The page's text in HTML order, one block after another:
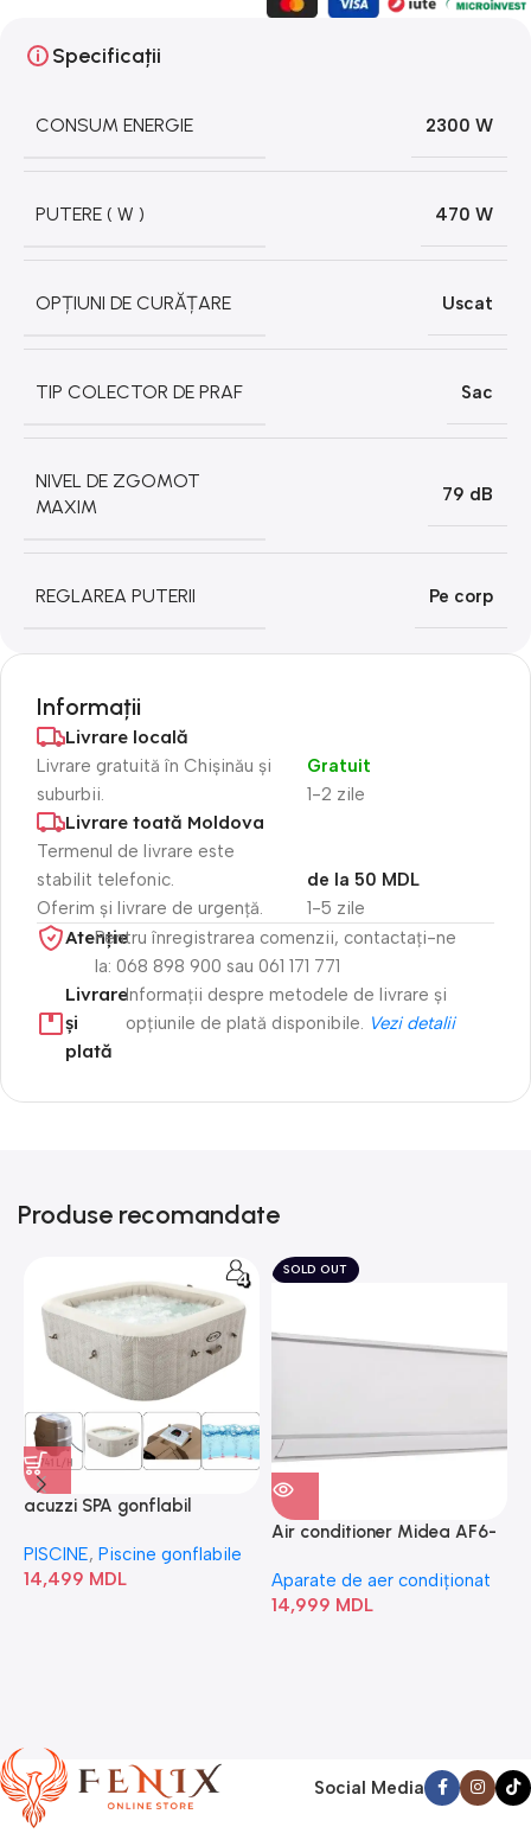
Specificații
CONSUM ENERGIE 2300 W
PUTERE ( W ) 470 W
OPȚIUNI DE CURĂȚARE Uscat
TIP COLECTOR DE PRAF Sac
NIVEL DE ZGOMOT
MAXIM
79 dB
REGLAREA PUTERII Pe corp
Informații
Livrare locală
Livrare gratuită în Chișinău și
suburbii.
1-2 zile
Gratuit
Livrare toată Moldova
Termenul de livrare este
stabilit telefonic.
Oferim și livrare de urgență.
1-5 zile
de la 50 MDL
Atenție​Pentru înregistrarea comenzii, contactați-ne
la: 068 898 900 sau 061 171 771
Livrare
și
plată
Informații despre metodele de livrare și
opțiunile de plată disponibile. Vezi detalii
Produse recomandate
acuzzi SPA gonflabil
Bubble” 28446
PISCINE, Piscine gonflabile
14,499 MDL
SOLD OUT
Air conditioner Midea AF6-
Aparate de aer condiționat
14,999 MDL
Social Media